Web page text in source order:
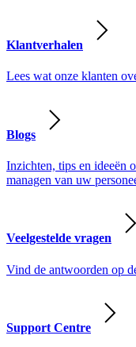
Klantverhalen
Lees wat onze klanten
Blogs
Inzichten, tips en ideeën
managen van uw
Veelgestelde vragen
Vind de antwoorden op
Support Centre